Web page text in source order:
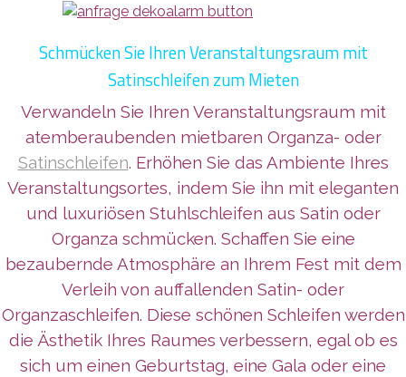
Schmücken Sie Ihren Veranstaltungsraum mit
Satinschleifen zum Mieten
Verwandeln Sie Ihren Veranstaltungsraum mit
atemberaubenden mietbaren Organza- oder
Satinschleifen. Erhöhen Sie das Ambiente Ihres
Veranstaltungsortes, indem Sie ihn mit eleganten
und luxuriösen Stuhlschleifen aus Satin oder
Organza schmücken. Schaffen Sie eine
bezaubernde Atmosphäre an Ihrem Fest mit dem
Verleih von auffallenden Satin- oder
Organzaschleifen. Diese schönen Schleifen werden
die Ästhetik Ihres Raumes verbessern, egal ob es
sich um einen Geburtstag, eine Gala oder eine